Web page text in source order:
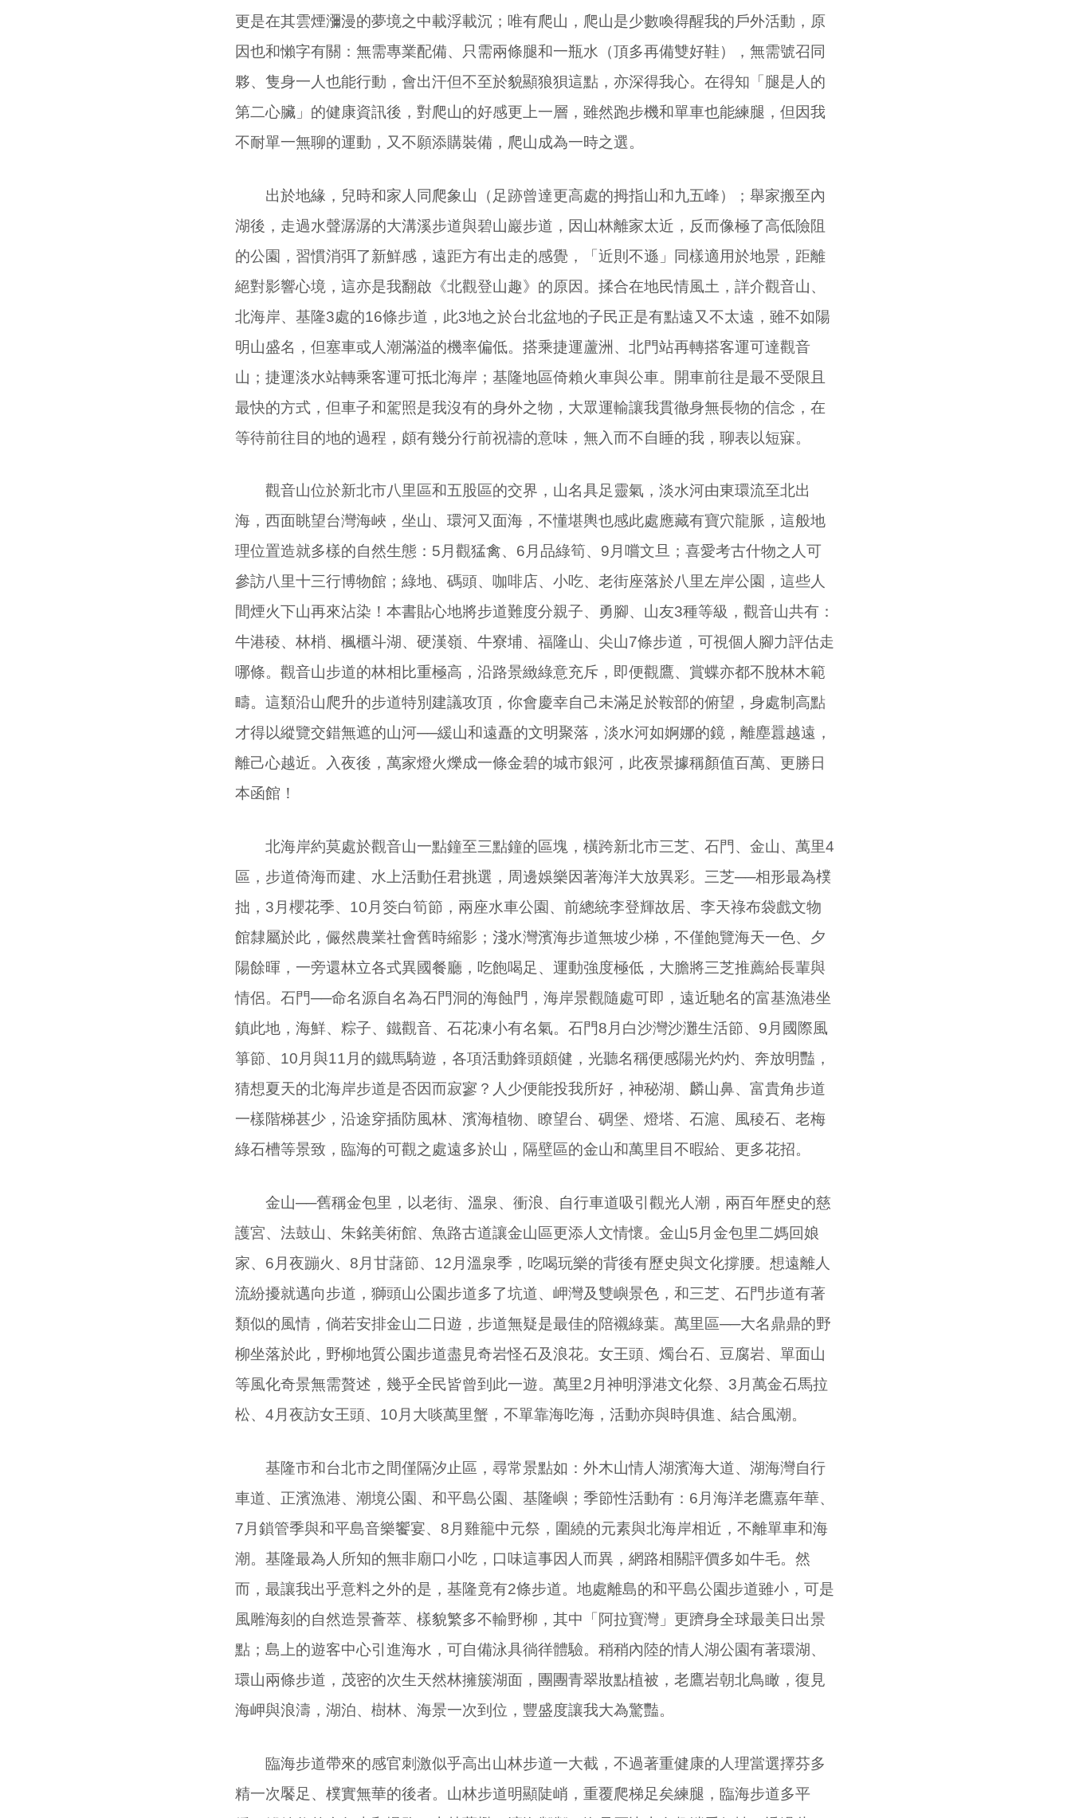
更是在其雲煙瀰漫的夢境之中載浮載沉；唯有爬山，爬山是少數喚得醒我的戶外活動，原
因也和懶字有關：無需專業配備、只需兩條腿和一瓶水（頂多再備雙好鞋），無需號召同
夥、隻身一人也能行動，會出汗但不至於貌顯狼狽這點，亦深得我心。在得知「腿是人的
第二心臟」的健康資訊後，對爬山的好感更上一層，雖然跑步機和單車也能練腿，但因我
不耐單一無聊的運動，又不願添購裝備，爬山成為一時之選。
出於地緣，兒時和家人同爬象山（足跡曾達更高處的拇指山和九五峰）；舉家搬至內
湖後，走過水聲潺潺的大溝溪步道與碧山巖步道，因山林離家太近，反而像極了高低險阻
的公園，習慣消弭了新鮮感，遠距方有出走的感覺，「近則不遜」同樣適用於地景，距離
絕對影響心境，這亦是我翻啟《北觀登山趣》的原因。揉合在地民情風土，詳介觀音山、
北海岸、基隆3處的16條步道，此3地之於台北盆地的子民正是有點遠又不太遠，雖不如陽
明山盛名，但塞車或人潮滿溢的機率偏低。搭乘捷運蘆洲、北門站再轉搭客運可達觀音
山；捷運淡水站轉乘客運可抵北海岸；基隆地區倚賴火車與公車。開車前往是最不受限且
最快的方式，但車子和駕照是我沒有的身外之物，大眾運輸讓我貫徹身無長物的信念，在
等待前往目的地的過程，頗有幾分行前祝禱的意味，無入而不自睡的我，聊表以短寐。
觀音山位於新北市八里區和五股區的交界，山名具足靈氣，淡水河由東環流至北出
海，西面眺望台灣海峽，坐山、環河又面海，不懂堪輿也感此處應藏有寶穴龍脈，這般地
理位置造就多樣的自然生態： 5月觀猛禽、 6月品綠筍、 9月嚐文旦；喜愛考古什物之人可
參訪八里十三行博物館；綠地、碼頭、咖啡店、小吃、老街座落於八里左岸公園，這些人
間煙火下山再來沾染！本書貼心地將步道難度分親子、勇腳、山友3種等級，觀音山共有：
牛港稜、林梢、楓櫃斗湖、硬漢嶺、牛寮埔、福隆山、尖山7條步道，可視個人腳力評估走
哪條。觀音山步道的林相比重極高，沿路景緻綠意充斥，即便觀鷹、賞蝶亦都不脫林木範
疇。這類沿山爬升的步道特別建議攻頂，你會慶幸自己未滿足於鞍部的俯望，身處制高點
才得以縱覽交錯無遮的山河──緩山和遠矗的文明聚落，淡水河如婀娜的鏡，離塵囂越遠，
離己心越近。入夜後，萬家燈火爍成一條金碧的城市銀河，此夜景據稱顏值百萬、更勝日
本函館！
北海岸約莫處於觀音山一點鐘至三點鐘的區塊，橫跨新北市三芝、石門、金山、萬里4
區，步道倚海而建、水上活動任君挑選，周邊娛樂因著海洋大放異彩。三芝──相形最為樸
拙， 3 月櫻花季、 10 月筊白筍節，兩座水車公園、前總統李登輝故居、李天祿布袋戲文物
館隸屬於此，儼然農業社會舊時縮影；淺水灣濱海步道無坡少梯，不僅飽覽海天一色、夕
陽餘暉，一旁還林立各式異國餐廳，吃飽喝足、運動強度極低，大膽將三芝推薦給長輩與
情侶。石門──命名源自名為石門洞的海蝕門，海岸景觀隨處可即，遠近馳名的富基漁港坐
鎮此地，海鮮、粽子、鐵觀音、石花凍小有名氣。石門8 月白沙灣沙灘生活節、 9 月國際風
箏節、 10 月與11 月的鐵馬騎遊，各項活動鋒頭頗健，光聽名稱便感陽光灼灼、奔放明豔，
猜想夏天的北海岸步道是否因而寂寥？人少便能投我所好，神秘湖、麟山鼻、富貴角步道
一樣階梯甚少，沿途穿插防風林、濱海植物、瞭望台、碉堡、燈塔、石滬、風稜石、老梅
綠石槽等景致，臨海的可觀之處遠多於山，隔壁區的金山和萬里目不暇給、更多花招。
金山──舊稱金包里，以老街、溫泉、衝浪、自行車道吸引觀光人潮，兩百年歷史的慈
護宮、法鼓山、朱銘美術館、魚路古道讓金山區更添人文情懷。金山5 月金包里二媽回娘
家、 6 月夜蹦火、 8 月甘藷節、 12 月溫泉季，吃喝玩樂的背後有歷史與文化撐腰。想遠離人
流紛擾就邁向步道，獅頭山公園步道多了坑道、岬灣及雙嶼景色，和三芝、石門步道有著
類似的風情，倘若安排金山二日遊，步道無疑是最佳的陪襯綠葉。萬里區──大名鼎鼎的野
柳坐落於此，野柳地質公園步道盡見奇岩怪石及浪花。女王頭、燭台石、豆腐岩、單面山
等風化奇景無需贅述，幾乎全民皆曾到此一遊。萬里2 月神明淨港文化祭、 3 月萬金石馬拉
松、 4 月夜訪女王頭、 10 月大啖萬里蟹，不單靠海吃海，活動亦與時俱進、結合風潮。
基隆市和台北市之間僅隔汐止區，尋常景點如：外木山情人湖濱海大道、湖海灣自行
車道、正濱漁港、潮境公園、和平島公園、基隆嶼；季節性活動有： 6 月海洋老鷹嘉年華、
7 月鎖管季與和平島音樂饗宴、 8 月雞籠中元祭，圍繞的元素與北海岸相近，不離單車和海
潮。基隆最為人所知的無非廟口小吃，口味這事因人而異，網路相關評價多如牛毛。然
而，最讓我出乎意料之外的是，基隆竟有2條步道。地處離島的和平島公園步道雖小，可是
風雕海刻的自然造景薈萃、樣貌繁多不輸野柳，其中「阿拉寶灣」更躋身全球最美日出景
點；島上的遊客中心引進海水，可自備泳具徜徉體驗。稍稍內陸的情人湖公園有著環湖、
環山兩條步道，茂密的次生天然林擁簇湖面，團團青翠妝點植被，老鷹岩朝北鳥瞰，復見
海岬與浪濤，湖泊、樹林、海景一次到位，豐盛度讓我大為驚豔。
臨海步道帶來的感官刺激似乎高出山林步道一大截，不過著重健康的人理當選擇芬多
精一次饜足、樸實無華的後者。山林步道明顯陡峭，重覆爬梯足矣練腿，臨海步道多平